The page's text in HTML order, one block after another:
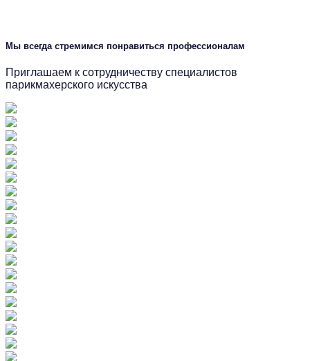
Мы всегда стремимся понравиться профессионалам
Приглашаем к сотрудничеству специалистов
парикмахерского искусства